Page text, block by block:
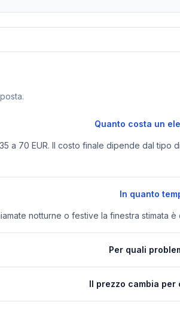
Quanto costa un
a 70 EUR. Il costo finale dipende dal
In quanto
notturne o festive la finestra stimata
Per quali
Il prezzo cambia